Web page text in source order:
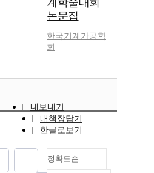
계학술대회
논문집
한국기계가공학
회
내보내기
내책장담기
한글로보기
정확도순